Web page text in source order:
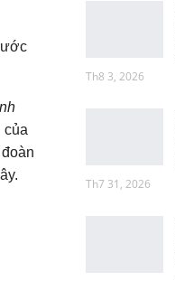
của
Th8 3, 2026
Th7 31, 2026